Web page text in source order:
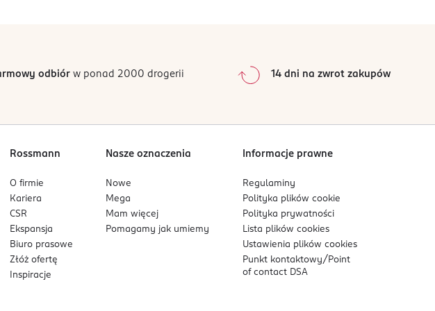
0%
Sortowanie wgdata: od najnowszej
odbiórw ponad 2000 drogerii 14 dni na zwrot zakupów
Rossmann
O firmie
Kariera
CSR
Ekspansja
Biuro prasowe
Złóż ofertę
Inspiracje
Nasze oznaczenia
Nowe
Mega
Mam więcej
Pomagamy jak umiemy
Informacje prawne
Regulaminy
Polityka plikówcookie
Polityka prywatności
Lista plikówcookies
Ustawienia plikówcookies
Punkt kontaktowy/ Point
of contact DSA